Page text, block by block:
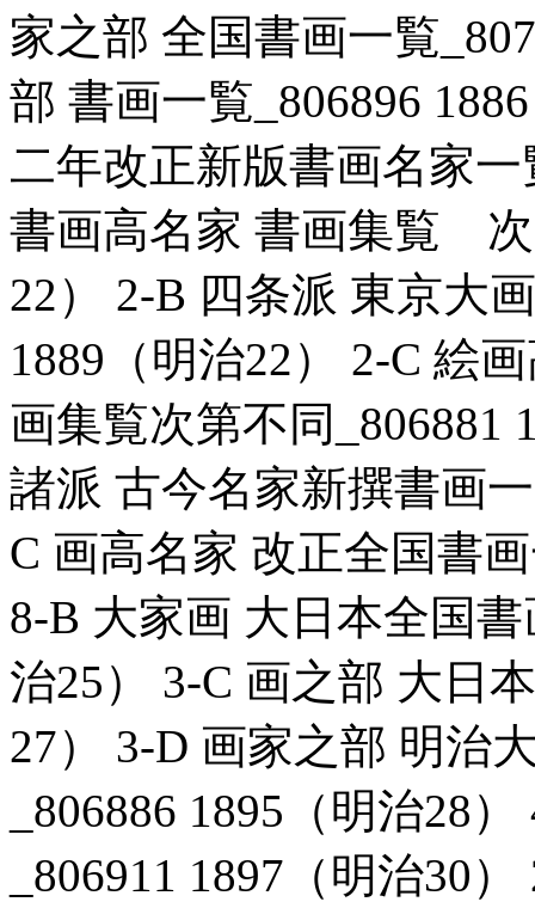
家之部 全国書画一覧
部 書画一覧_806896
二年改正新版書画名家一
書画高名家 書画集覧 次
22） 2-B 四条派 東京大
1889（明治22） 2-C 絵
画集覧次第不同_806881
諸派 古今名家新撰書画
C 画高名家 改正全国書
8-B 大家画 大日本全国
治25） 3-C 画之部 大日
27） 3-D 画家之部 明治
_806886 1895（明治28
_806911 1897（明治30